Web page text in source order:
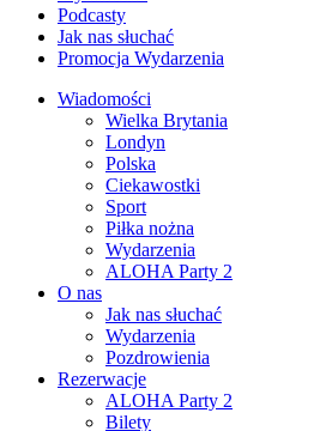
Podcasty
Jak nas słuchać
Promocja Wydarzenia
Wiadomości
Wielka Brytania
Londyn
Polska
Ciekawostki
Sport
Piłka nożna
Wydarzenia
ALOHA Party 2
O nas
Jak nas słuchać
Wydarzenia
Pozdrowienia
Rezerwacje
ALOHA Party 2
Bilety